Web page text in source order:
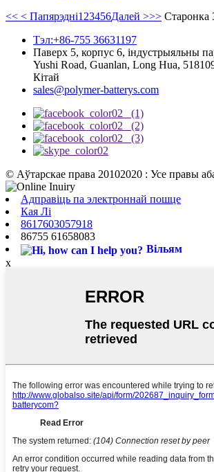
<< < Папярэдні123456Далей >>> Старонка
Тэл:+86-755 36631197
Паверх 5, корпус 6, індустрыяльны
Yushi Road, Guanlan, Long Hua,
Кітай
sales@polymer-batterys.com
© Аўтарскае права 20102020 : Усе правы
Адправіць па электроннай пошце
Кая Лі
8617603057918
86755 61658083
Вільям
x